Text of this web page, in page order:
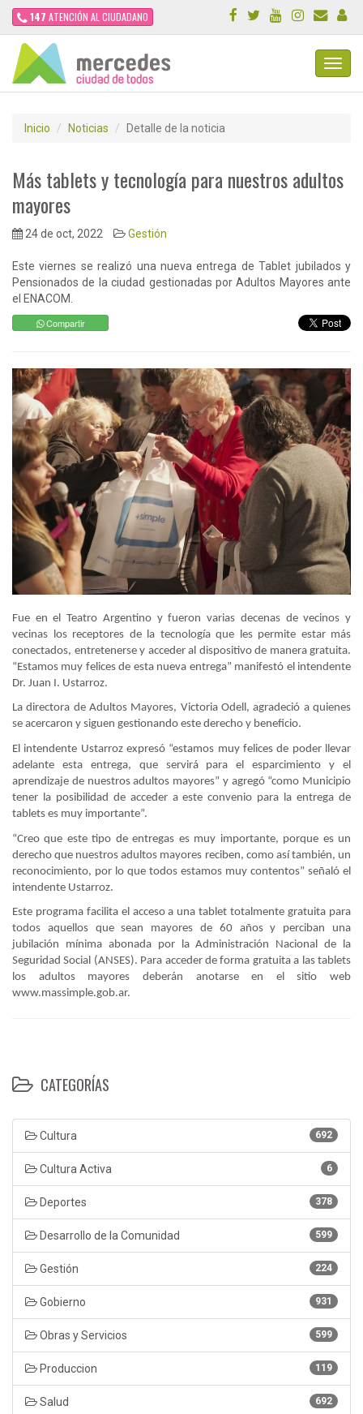
147 ATENCIÓN AL CIUDADANO
Inicio Noticias Detalle de la noticia
Más tablets y tecnología para nuestros adultos
mayores
24 de oct, 2022 Gestión
Este viernes se realizó una nueva entrega de Tablet jubilados y
Pensionados de la ciudad gestionadas por Adultos Mayores ante
el ENACOM.
Compartir
Fue en el Teatro Argentino y fueron varias decenas de vecinos y
vecinas los receptores de la tecnología que les permite estar más
conectados, entretenerse y acceder al dispositivo de manera gratuita.
“Estamos muy felices de esta nueva entrega” manifestó el intendente
Dr. Juan I. Ustarroz.
La directora de Adultos Mayores, Victoria Odell, agradeció a quienes
se acercaron y siguen gestionando este derecho y beneficio.
El intendente Ustarroz expresó “estamos muy felices de poder llevar
adelante esta entrega, que servirá para el esparcimiento y el
aprendizaje de nuestros adultos mayores” y agregó “como Municipio
tener la posibilidad de acceder a este convenio para la entrega de
tablets es muy importante”.
“Creo que este tipo de entregas es muy importante, porque es un
derecho que nuestros adultos mayores reciben, como así también, un
reconocimiento, por lo que todos estamos muy contentos” señaló el
intendente Ustarroz.
Este programa facilita el acceso a una tablet totalmente gratuita para
todos aquellos que sean mayores de 60 años y perciban una
jubilación mínima abonada por la Administración Nacional de la
Seguridad Social (ANSES). Para acceder de forma gratuita a las tablets
los adultos mayores deberán anotarse en el sitio web
www.massimple.gob.ar.
CATEGORÍAS
692
Cultura
6
Cultura Activa
378
Deportes
599
Desarrollo de la Comunidad
224
Gestión
931
Gobierno
599
Obras y Servicios
119
Produccion
692
Salud